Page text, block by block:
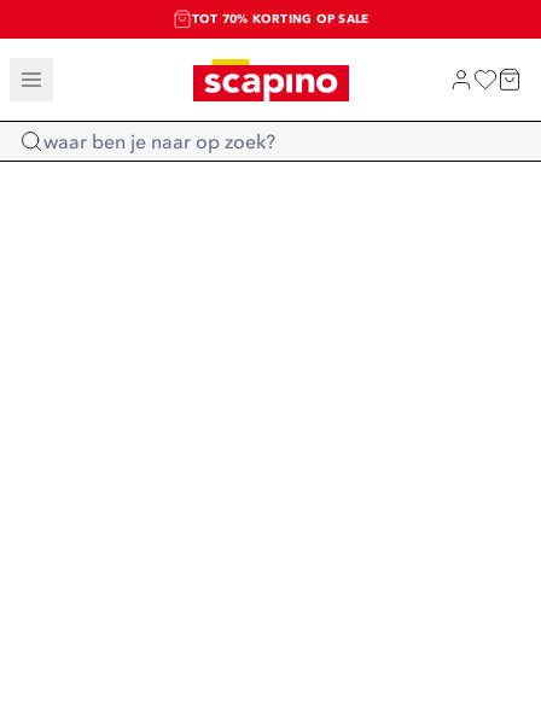
TOT 70% KORTING OP SALE
SALE: LAATSTE KANS!
SHOP NIEUW
Home